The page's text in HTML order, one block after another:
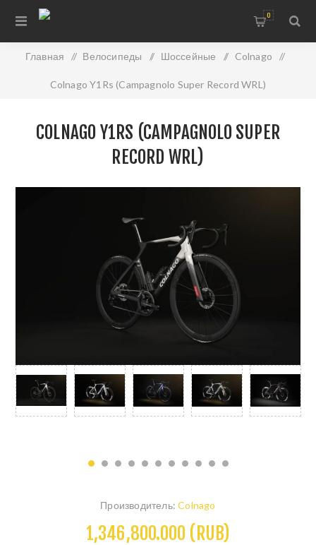
0
Главная / Велосипеды / Шоссейные / Colnago /
Colnago Y1Rs (Campagnolo Super Record WRL)
COLNAGO Y1RS (CAMPAGNOLO SUPER
RECORD WRL)
Производитель: Colnago
1,346,800.000 (RUB)